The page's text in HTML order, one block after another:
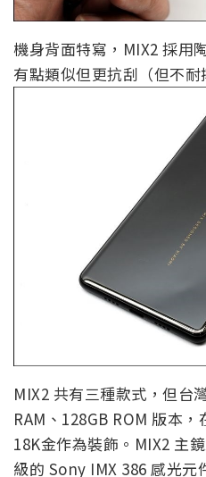
機身背面特寫，MIX2 採用
有點類似但更抗刮（但不耐
MIX2 共有三種款式，但台
RAM、128GB ROM 版本
18K金作為裝飾。MIX2 主
級的 Sony IMX 386 感光元